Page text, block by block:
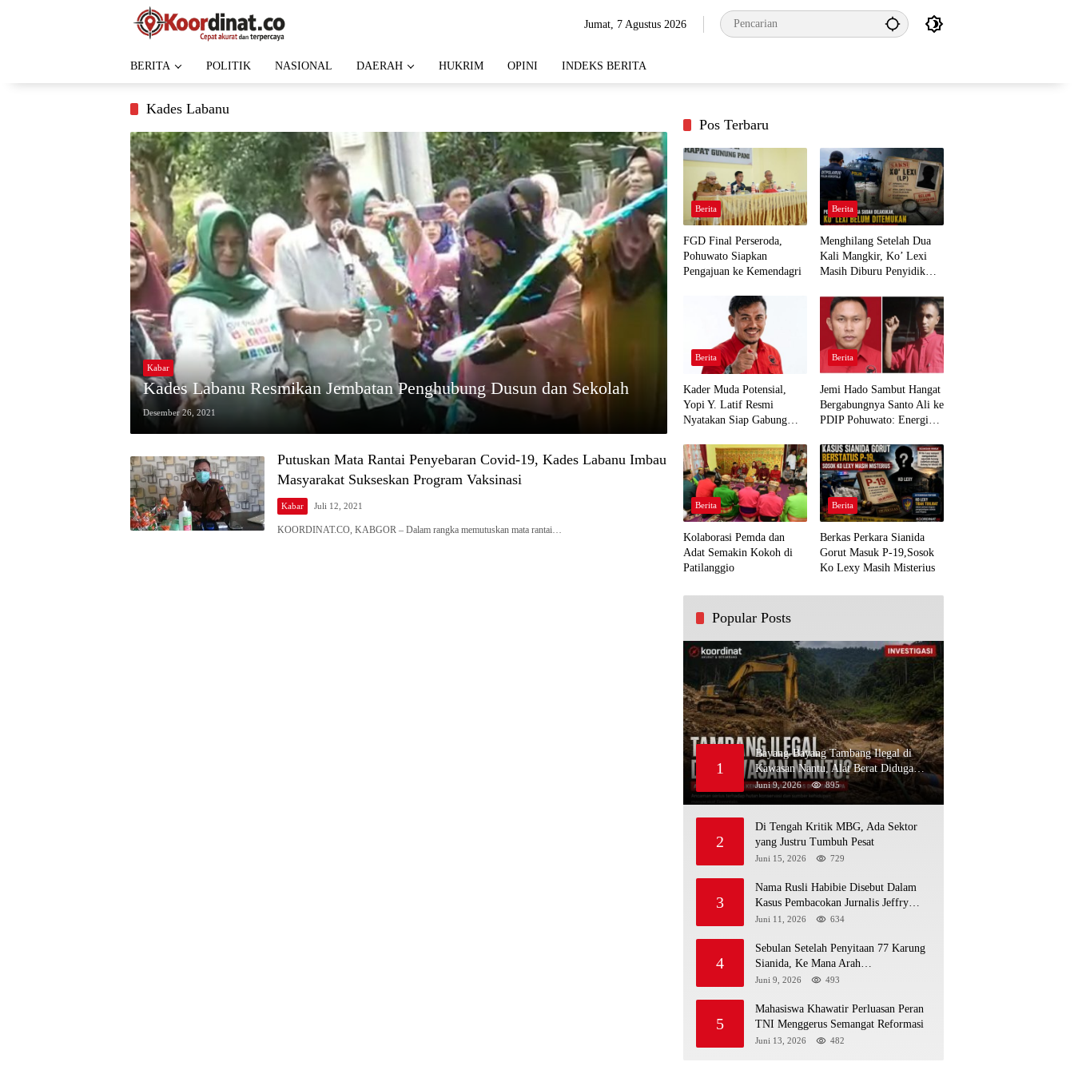
Jumat, 7 Agustus 2026
BERITA POLITIK NASIONAL DAERAH HUKRIM OPINI INDEKS BERITA
Kades Labanu
Kabar
Kades Labanu Resmikan Jembatan Penghubung Dusun dan Sekolah
Desember 26, 2021
Putuskan Mata Rantai Penyebaran Covid-19, Kades Labanu Imbau
Masyarakat Sukseskan Program Vaksinasi
Kabar Juli 12, 2021
KOORDINAT.CO, KABGOR – Dalam rangka memutuskan mata rantai…
Pos Terbaru
Berita
FGD Final Perseroda,
Pohuwato Siapkan
Pengajuan ke Kemendagri
Berita
Menghilang Setelah Dua
Kali Mangkir, Ko’ Lexi
Masih Diburu Penyidik
Berita
Kader Muda Potensial,
Yopi Y. Latif Resmi
Nyatakan Siap Gabung
Demi Kawal Aspirasi Bumi
Panua
Berita
Jemi Hado Sambut Hangat
Bergabungnya Santo Ali ke
PDIP Pohuwato: Energi
Rakyat
Berita
Kolaborasi Pemda dan
Adat Semakin Kokoh di
Patilanggio
Berita
Berkas Perkara Sianida
Gorut Masuk P-19,Sosok
Ko Lexy Masih Misterius
Popular Posts
1
Bayang-Bayang Tambang Ilegal di
Kawasan Nantu, Alat Berat Diduga
Kembali Menembus Hutan Sapa
Juni 9, 2026 895
2
Di Tengah Kritik MBG, Ada Sektor
yang Justru Tumbuh Pesat
Juni 15, 2026 729
3
Nama Rusli Habibie Disebut Dalam
Kasus Pembacokan Jurnalis Jeffry
Rumampuk
Juni 11, 2026 634
4
Sebulan Setelah Penyitaan 77 Karung
Sianida, Ke Mana Arah
Penyidikannya?
Juni 9, 2026 493
5
Mahasiswa Khawatir Perluasan Peran
TNI Menggerus Semangat Reformasi
Juni 13, 2026 482